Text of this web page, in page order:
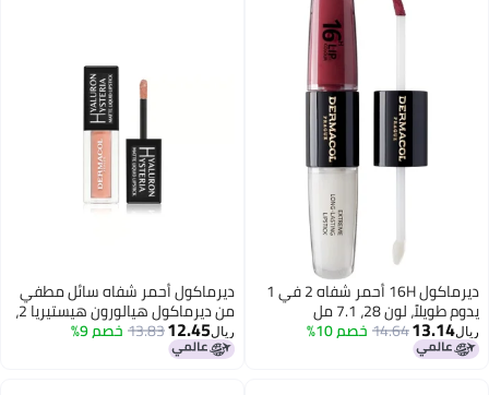
ديرماكول 16H أحمر شفاه 2 في 1
يدوم طويلاً، لون 28، 7.1 مل
ريال13.14
14.64خصم 10%
ديرماكول أحمر شفاه سائل مطفي
من ديرماكول هيالورون هيستيريا 2،
4.5 مل
ريال12.45
13.83خصم 9%